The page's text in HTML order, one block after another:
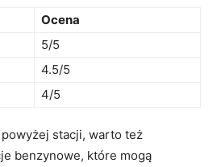
Ocena
5/5
4.5/5
4/5
stacji, warto też
benzynowe, które mogą